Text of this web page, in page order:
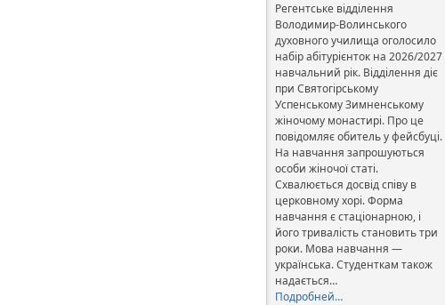
Регентське відділення
Володимир-Волинського
духовного училища оголосило
набір абітурієнток на 2026/2027
навчальний рік. Відділення діє
при Святогірському
Успенському Зимненському
жіночому монастирі. Про це
повідомляє обитель у фейсбуці.
На навчання запрошуються
особи жіночої статі.
Схвалюється досвід співу в
церковному хорі. Форма
навчання є стаціонарною, і
його тривалість становить три
роки. Мова навчання —
українська. Студенткам також
надається…
Подробней…